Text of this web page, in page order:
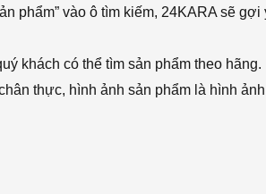
phẩm” vào ô tìm kiếm, 24KARA sẽ
khách có thể tìm sản phẩm theo hãng.
thực, hình ảnh sản phẩm là hình